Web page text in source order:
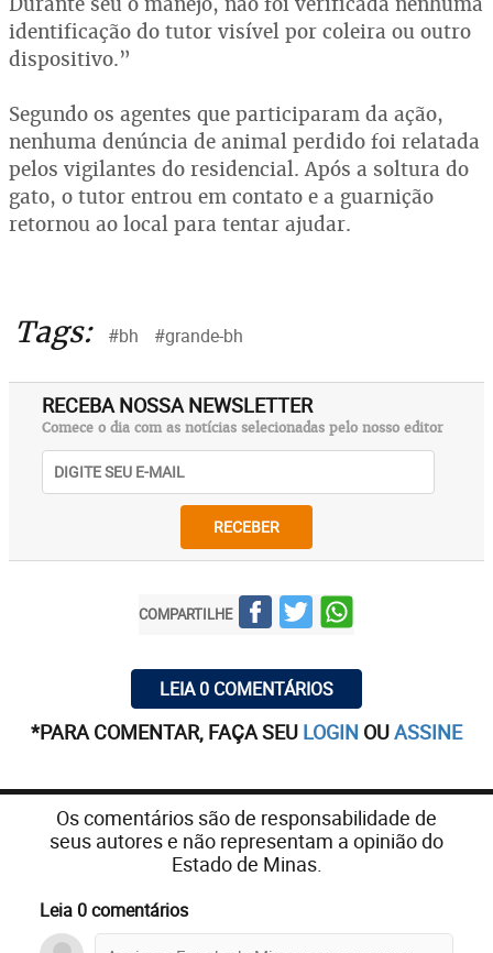
identificação do tutor visível por coleira ou outro
dispositivo.”
Segundo os agentes que participaram da ação,
nenhuma denúncia de animal perdido foi relatada
pelos vigilantes do residencial. Após a soltura do
gato, o tutor entrou em contato e a guarnição
retornou ao local para tentar ajudar.
Tags: #bh #grande-bh
RECEBA NOSSA NEWSLETTER
Comece o dia com as notícias selecionadas pelo nosso editor
RECEBER
COMPARTILHE
LEIA 0 COMENTÁRIOS
*PARA COMENTAR, FAÇA SEU LOGIN OUASSINE
Os comentários são de responsabilidade de
seus autores e não representam a opinião do
Estado de Minas.
Leia 0 comentários